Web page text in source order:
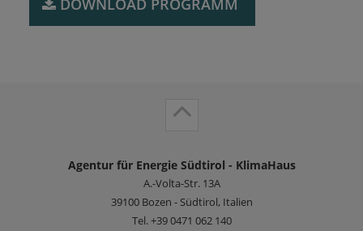
Nodi – Ponti termici
Produzione di calore: acqua calda sanitaria
Agentur für Energie Südtirol - KlimaHaus
A.-Volta-Str. 13A
39100 Bozen - Südtirol, Italien
Tel.+39 0471 062 140